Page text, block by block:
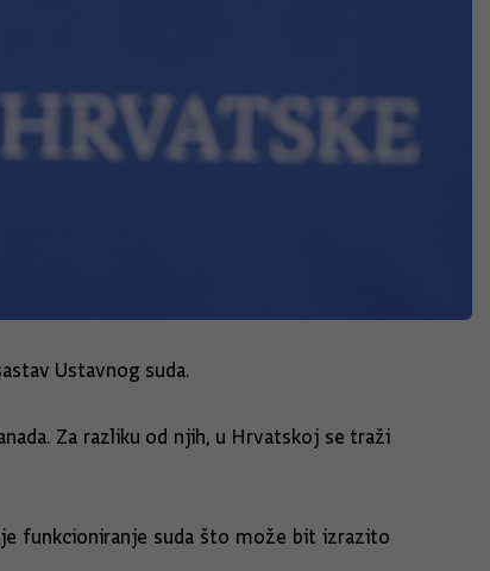
Ustavnog suda.
Za razliku od njih, u Hrvatskoj se traži
funkcioniranje suda što može bit izrazito